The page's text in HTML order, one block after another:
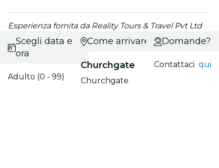
Esperienza fornita da Reality Tours & Travel Pvt Ltd
Scegli data e
ora
Adulto (0 - 99)
Come arrivare?
Churchgate
Churchgate
Domande?
Contattaci qui